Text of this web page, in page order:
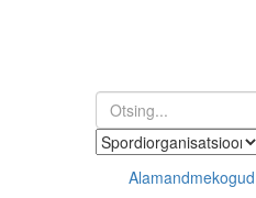
Alamandmekogud